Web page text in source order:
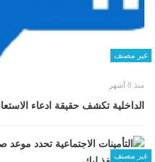
غير مصنف
منذ 8 أشهر
الداخلية تكشف حقيقة ادعاء
غير مصنف